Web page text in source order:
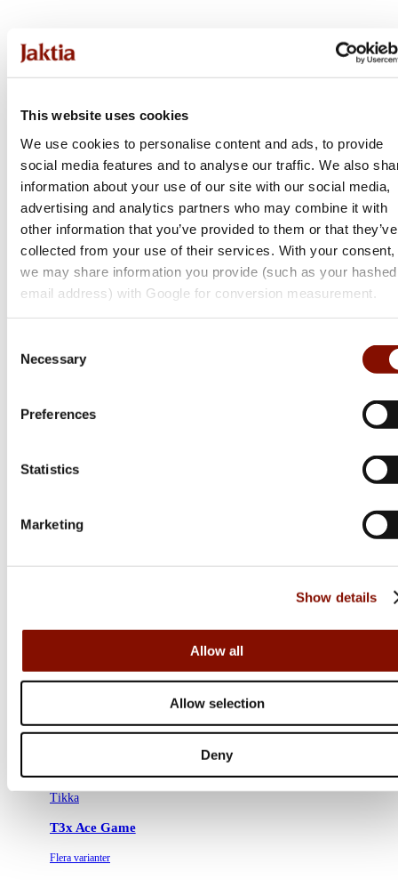
This website uses cookies
We use cookies to personalise content and ads, to provide
social media features and to analyse our traffic. We also
information about your use of our site with our social media,
advertising and analytics partners who may combine it with
other information that you’ve provided to them or that they’ve
collected from your use of their services. With your consent,
we may share information you provide (such as your hashed
email address) with Google for conversion measurement.
Selection
Necessary
Preferences
Statistics
Marketing
Show details
Allow all
Allow selection
Deny
Sako
Tikka
T3x Ace Game
Flera varianter